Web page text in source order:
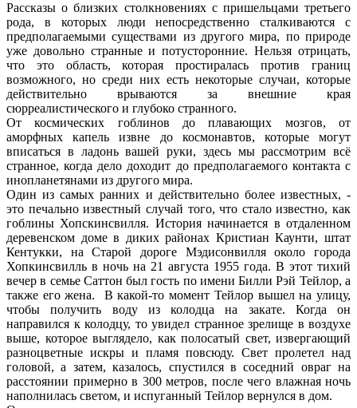
Рассказы о близких столкновениях с пришельцами третьего
рода, в которых люди непосредственно сталкиваются с
предполагаемыми существами из другого мира, по природе
уже довольно странные и потусторонние. Нельзя отрицать,
что это область, которая простиралась против границ
возможного, но среди них есть некоторые случаи, которые
действительно врываются за внешние края
сюрреалистического и глубоко странного.
От космических гоблинов до плавающих мозгов, от
аморфных капель извне до космонавтов, которые могут
вписаться в ладонь вашей руки, здесь мы рассмотрим всё
странное, когда дело доходит до предполагаемого контакта с
инопланетянами из другого мира.
Один из самых ранних и действительно более известных, -
это печально известный случай того, что стало известно, как
гоблины Хопскинсвилля. История начинается в отдаленном
деревенском доме в диких районах Кристиан Каунти, штат
Кентукки, на Старой дороге Мэдисонвилля около города
Хопкинсвилль в ночь на 21 августа 1955 года. В этот тихий
вечер в семье Саттон был гость по имени Билли Рэй Тейлор, а
также его жена. В какой-то момент Тейлор вышел на улицу,
чтобы получить воду из колодца на закате. Когда он
направился к колодцу, то увидел странное зрелище в воздухе
выше, которое выглядело, как полосатый свет, извергающий
разноцветные искры и пламя повсюду. Свет пролетел над
головой, а затем, казалось, спустился в соседний овраг на
расстоянии примерно в 300 метров, после чего влажная ночь
наполнилась светом, и испуганный Тейлор вернулся в дом.